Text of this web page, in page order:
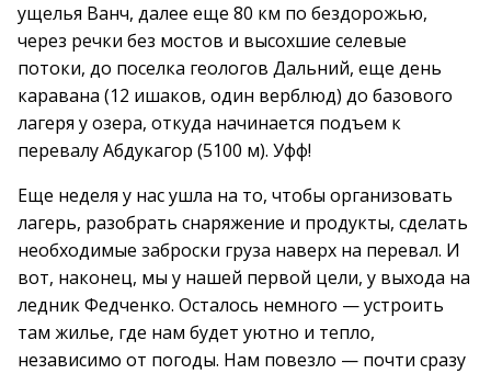
ущелья Ванч, далее еще 80 км по бездорожью,
через речки без мостов и высохшие селевые
потоки, до поселка геологов Дальний, еще день
каравана (12 ишаков, один верблюд) до базового
лагеря у озера, откуда начинается подъем к
перевалу Абдукагор (5100 м). Уфф!
Еще неделя у нас ушла на то, чтобы организовать
лагерь, разобрать снаряжение и продукты, сделать
необходимые заброски груза наверх на перевал. И
вот, наконец, мы у нашей первой цели, у выхода на
ледник Федченко. Осталось немного — устроить
там жилье, где нам будет уютно и тепло,
независимо от погоды. Нам повезло — почти сразу